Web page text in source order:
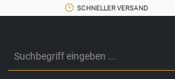
SCHNELLER VERSAND